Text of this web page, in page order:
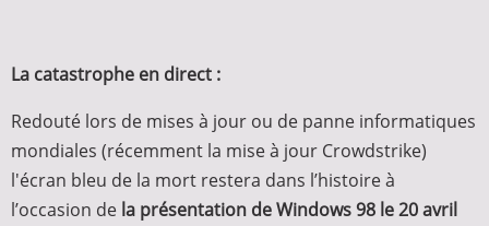
La catastrophe en direct :
Redouté lors de mises à jour ou de panne informatiques
mondiales (récemment la mise à jour Crowdstrike)
l'écran bleu de la mort restera dans l’histoire à
l’occasion de la présentation de Windows 98 le 20 avril